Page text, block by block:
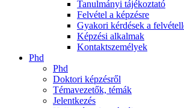
Tanulmányi tájékoztató
Felvétel a képzésre
Gyakori kérdések a
Képzési alkalmak
Kontaktszemélyek
Phd
Phd
Doktori képzésről
Témavezetők, témák
Jelentkezés